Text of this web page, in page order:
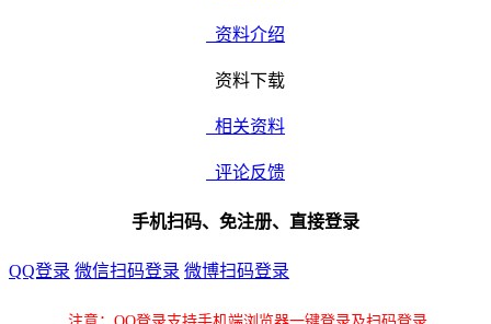
资料介绍
资料下载
相关资料
评论反馈
手机扫码、免注册、直接登录
QQ登录 微信扫码登录 微博扫码登录